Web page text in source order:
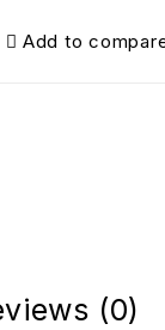
Add to
(0)